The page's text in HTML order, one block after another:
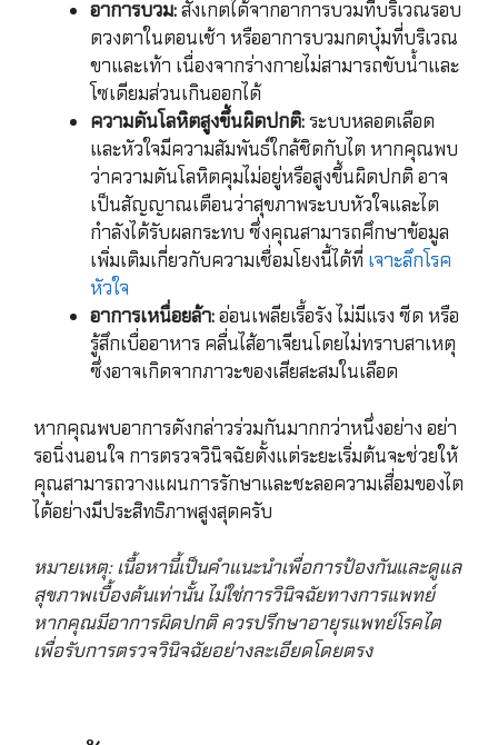
อาการบวม:สังเกตได้จากอาการบวมที่บริเวณรอบ
ดวงตาในตอนเช้า หรืออาการบวมกดบุ๋มที่บริเวณ
ขาและเท้า เนื่องจากร่างกายไม่สามารถขับน้ำและ
โซเดียมส่วนเกินออกได้
ความดันโลหิตสูงขึ้นผิดปกติ:ระบบหลอดเลือด
และหัวใจมีความสัมพันธ์ใกล้ชิดกับไต หากคุณพบ
ว่าความดันโลหิตคุมไม่อยู่หรือสูงขึ้นผิดปกติ อาจ
เป็นสัญญาณเตือนว่าสุขภาพระบบหัวใจและไต
กำลังได้รับผลกระทบ ซึ่งคุณสามารถศึกษาข้อมูล
เพิ่มเติมเกี่ยวกับความเชื่อมโยงนี้ได้ที่ เจาะลึกโรค
หัวใจ
อาการเหนื่อยล้า:อ่อนเพลียเรื้อรัง ไม่มีแรง ซีด หรือ
รู้สึกเบื่ออาหาร คลื่นไส้อาเจียนโดยไม่ทราบสาเหตุ
ซึ่งอาจเกิดจากภาวะของเสียสะสมในเลือด
หากคุณพบอาการดังกล่าวร่วมกันมากกว่าหนึ่งอย่าง อย่า
รอนิ่งนอนใจ การตรวจวินิจฉัยตั้งแต่ระยะเริ่มต้นจะช่วยให้
คุณสามารถวางแผนการรักษาและชะลอความเสื่อมของไต
ได้อย่างมีประสิทธิภาพสูงสุดครับ
หมายเหตุ: เนื้อหานี้เป็นคำแนะนำเพื่อการป้องกันและดูแล
สุขภาพเบื้องต้นเท่านั้น ไม่ใช่การวินิจฉัยทางการแพทย์
หากคุณมีอาการผิดปกติ ควรปรึกษาอายุรแพทย์โรคไต
เพื่อรับการตรวจวินิจฉัยอย่างละเอียดโดยตรง